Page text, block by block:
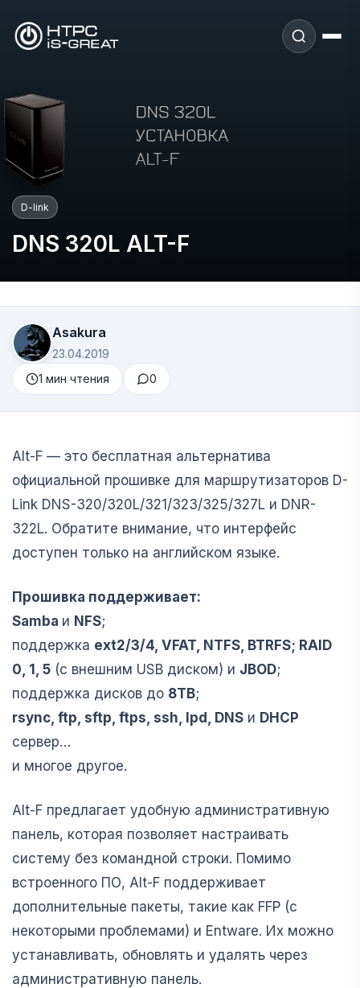
D-link
DNS 320L ALT-F
Asakura
23.04.2019
1 мин чтения
0
Alt-F — это бесплатная альтернатива
официальной прошивке для маршрутизаторов D-
Link DNS-320/320L/321/323/325/327L и DNR-
322L. Обратите внимание, что интерфейс
доступен только на английском языке.
Прошивка поддерживает:
Samba и NFS;
поддержка ext2/3/4, VFAT, NTFS, BTRFS; RAID
0, 1, 5 (с внешним USB диском) и JBOD;
поддержка дисков до 8TB;
rsync, ftp, sftp, ftps, ssh, lpd, DNS и DHCP
сервер…
и многое другое.
Alt-F предлагает удобную административную
панель, которая позволяет настраивать
систему без командной строки. Помимо
встроенного ПО, Alt-F поддерживает
дополнительные пакеты, такие как FFP (с
некоторыми проблемами) и Entware. Их можно
устанавливать, обновлять и удалять через
административную панель.